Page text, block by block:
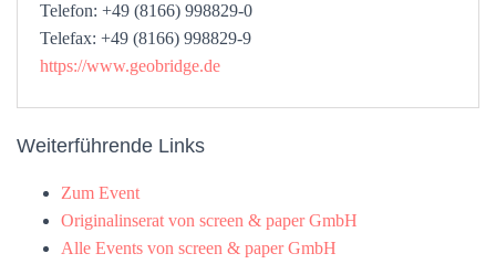
Telefon: +49 (8166) 998829-0
Telefax: +49 (8166) 998829-9
https://www.geobridge.de
Weiterführende Links
Zum Event
Originalinserat von screen & paper GmbH
Alle Events von screen & paper GmbH